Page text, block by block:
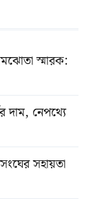
স্মারক:
দাম, নেপথ্যে
সহায়তা